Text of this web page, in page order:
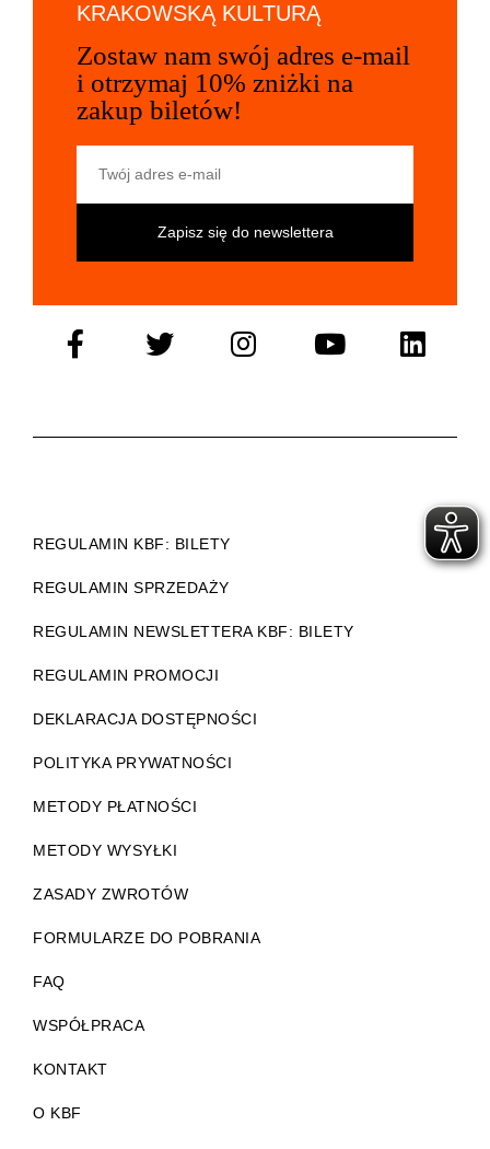
KRAKOWSKĄ KULTURĄ
Zostaw nam swój adres e-mail
i otrzymaj 10% zniżki na
zakup biletów!
REGULAMIN KBF: BILETY
REGULAMIN SPRZEDAŻY
REGULAMIN NEWSLETTERA KBF: BILETY
REGULAMIN PROMOCJI
DEKLARACJA DOSTĘPNOŚCI
POLITYKA PRYWATNOŚCI
METODY PŁATNOŚCI
METODY WYSYŁKI
ZASADY ZWROTÓW
FORMULARZE DO POBRANIA
FAQ
WSPÓŁPRACA
KONTAKT
O KBF